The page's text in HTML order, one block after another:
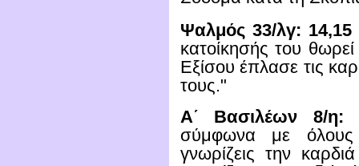
Ψαλμός 33/λγ: 14,15
κατοίκησής του
Εξίσου έπλασε τις
τους."
Α΄ Βασιλέων 8/η:
σύμφωνα με
γνωρίζεις την